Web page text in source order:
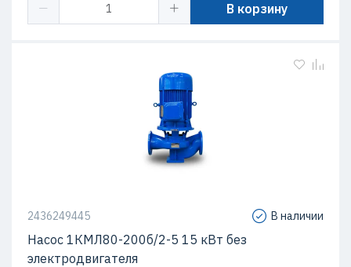
В корзину
2436249445 В наличии
Насос 1КМЛ80-200б/2-5 15 кВт без
электродвигателя